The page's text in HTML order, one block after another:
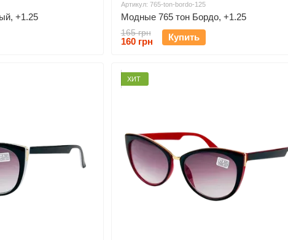
+1.25
Артикул: 765-ton-bordo-125
Модные 765 тон Бордо, +1.25
165 грн
160 грн Купить
ХИТ